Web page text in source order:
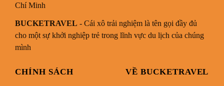
Chí Minh
BUCKETRAVEL - Cái xô trải nghiệm là tên gọi đầy đủ
cho một sự khởi nghiệp trẻ trong lĩnh vực du lịch của chúng
mình
CHÍNH SÁCH VỀ BUCKETRAVEL